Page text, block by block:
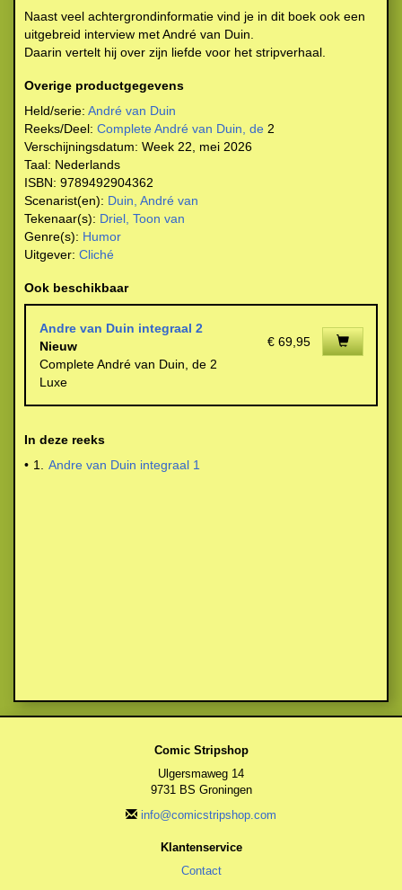
Naast veel achtergrondinformatie vind je in dit boek ook een
uitgebreid interview met André van Duin.
Daarin vertelt hij over zijn liefde voor het stripverhaal.
Overige productgegevens
Held/serie: André van Duin
Reeks/Deel: Complete André van Duin, de 2
Verschijningsdatum: Week 22, mei 2026
Taal: Nederlands
ISBN: 9789492904362
Scenarist(en): Duin, André van
Tekenaar(s): Driel, Toon van
Genre(s): Humor
Uitgever: Cliché
Ook beschikbaar
Andre van Duin integraal 2
Nieuw
Complete André van Duin, de 2
Luxe
€ 69,95
In deze reeks
• 1. Andre van Duin integraal 1
Comic Stripshop
Ulgersmaweg 14
9731 BS Groningen
info@comicstripshop.com
Klantenservice
Contact